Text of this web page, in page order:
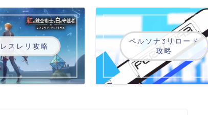
スレリ攻略
ペルソナ3リロード
攻略